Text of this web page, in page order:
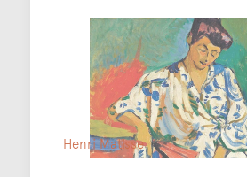
Henri Matisse